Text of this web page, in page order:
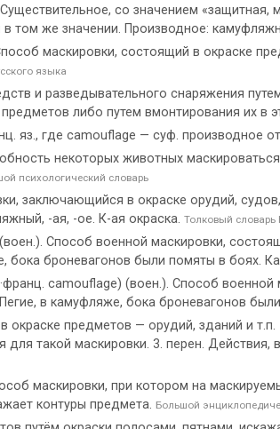
со значением
в том же значении. Производное:
маскировки, состоящий в окраске
языка
и разведывательного снаряжения
либо путем вмонтирования их в
яз., где camouflage — суф. производное
некоторых животных
психологический словарь
заключающийся в окраске орудий,
-ая, -ое. К-ая окраска. Толковый словарь
Способ военной маскировки,
броневагонов были помяты в боях.
camouflage) (воен.). Способ военной
в камуфляже, бока броневагонов
предметов — орудий, зданий и
такой маскировки. 3. перен.
маскировки, при котором на
контуры предмета. Большой